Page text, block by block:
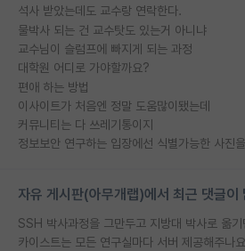
석사 받았는데도 교수랑 연락한다.
물박사 되는 건 교수탓도 있는거 아니냐
교수님이 슬럼프에 빠지게 되는 과정
대학원 어디로 가야할까요?
편애 하는 방법
이사이트가 처음엔 정말 도움많이됐는데
커뮤니티는 다 쓰레기통이지
자유 게시판(아무개랩)에서 최근 댓글이
카이스트는 모든 연구실마다 서버 제공해주나